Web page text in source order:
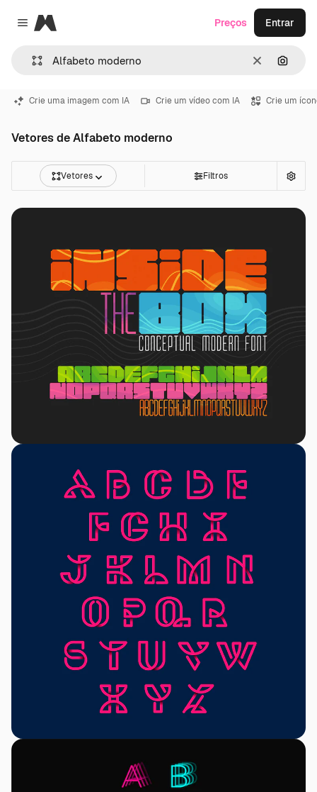
Close menu
Magnific
Limpar
Preços Entrar
Crie uma imagem com IA Crie um vídeo com IA Crie um
Vetores de Alfabeto moderno
Vetores Filtros